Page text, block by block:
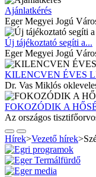
Ajánlatkérés
Eger Megyei Jogú
Új tájékoztató segíti a...
Eger Megyei Jogú
KILENCVEN ÉVES
Dr. Vas Miklós
FOKOZÓDIK A
Az országos
Hírek>Vezető hírek>